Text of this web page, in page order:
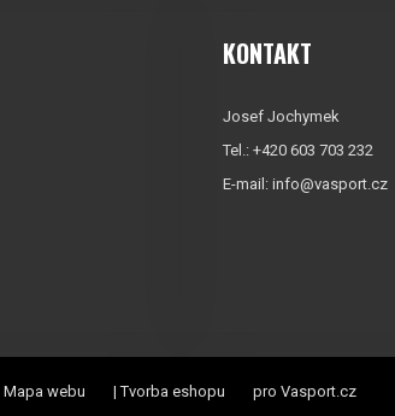
KONTAKT
Josef Jochymek
Tel.: +420 603 703 232
E-mail: info@vasport.cz
Mapa webu |Tvorba eshopu pro Vasport.cz